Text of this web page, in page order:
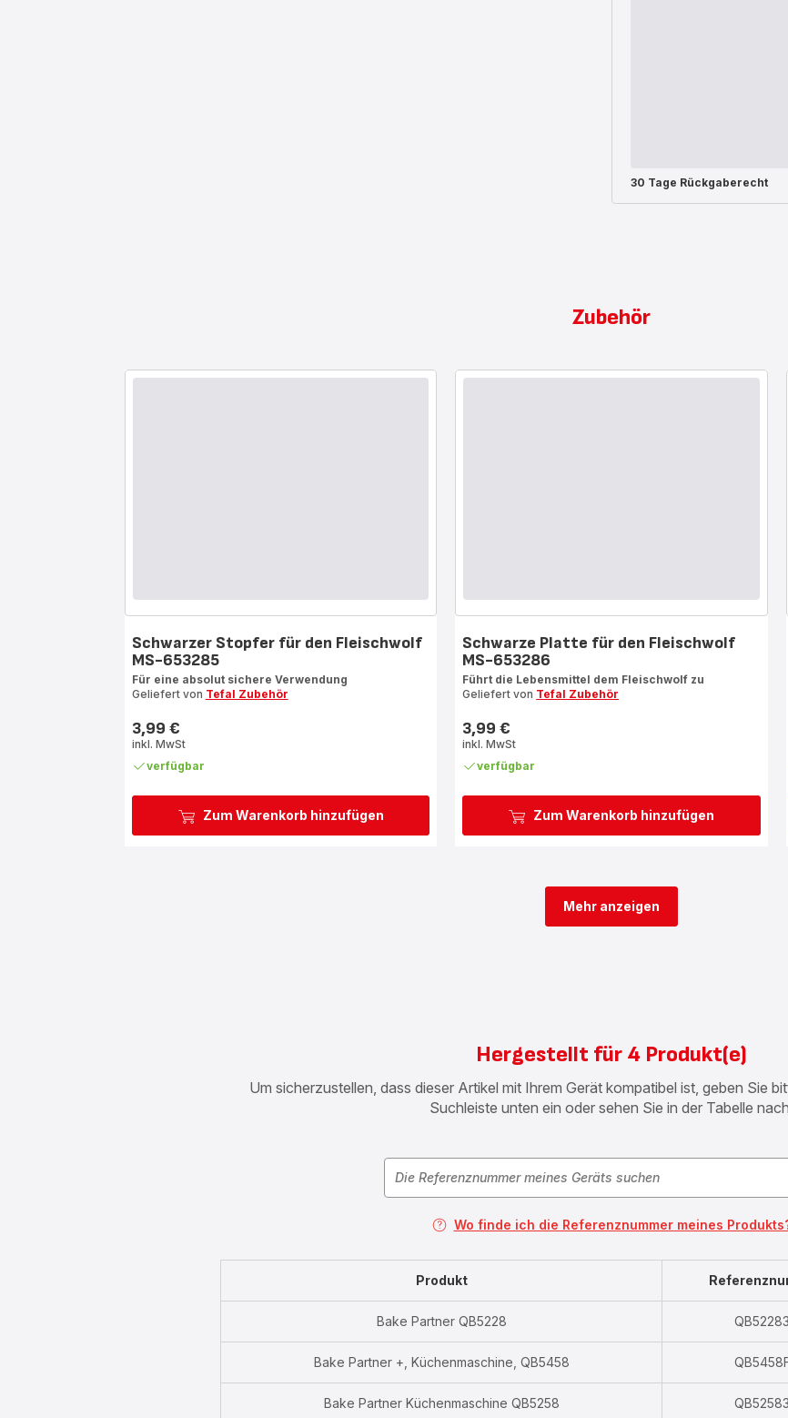
30 Tage Rückgaberecht
Zubehör
Zum Warenkorb hinzufügen
Schwarzer Stopfer für den Fleischwolf
MS-653285
Für eine absolut sichere Verwendung
Geliefert von Tefal Zubehör
Preis
3,99 €
inkl. MwSt
verfügbar
Zum Warenkorb hinzufügen
Schwarze Platte für den Fleischwolf
MS-653286
Führt die Lebensmittel dem Fleischwolf zu
Geliefert von Tefal Zubehör
Preis
3,99 €
inkl. MwSt
verfügbar
Mehr anzeigen
Hergestellt für 4 Produkt(e)
Um sicherzustellen, dass dieser Artikel mit Ihrem Gerät kompatibel ist, geben Sie
Suchleiste unten ein oder sehen Sie in der Tabelle
Wo finde ich die Referenznummer meines
Produkt
Bake Partner QB5228
Bake Partner +, Küchenmaschine, QB5458
Bake Partner Küchenmaschine QB5258